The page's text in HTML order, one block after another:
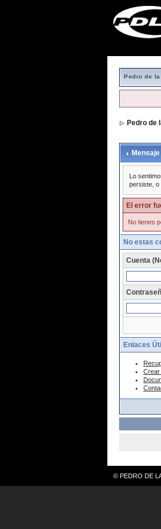
Pedro de la
Pedro de
Lo
persiste, o
El error
No tienes
No estas
Cuenta
Enlaces
Crear
© PEDRO DE